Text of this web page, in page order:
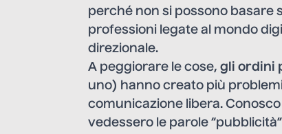
perché non si possono basare
professioni legate al mondo
direzionale.
A peggiorare le cose, gli ordini
uno) hanno creato più
comunicazione libera.
vedessero le parole